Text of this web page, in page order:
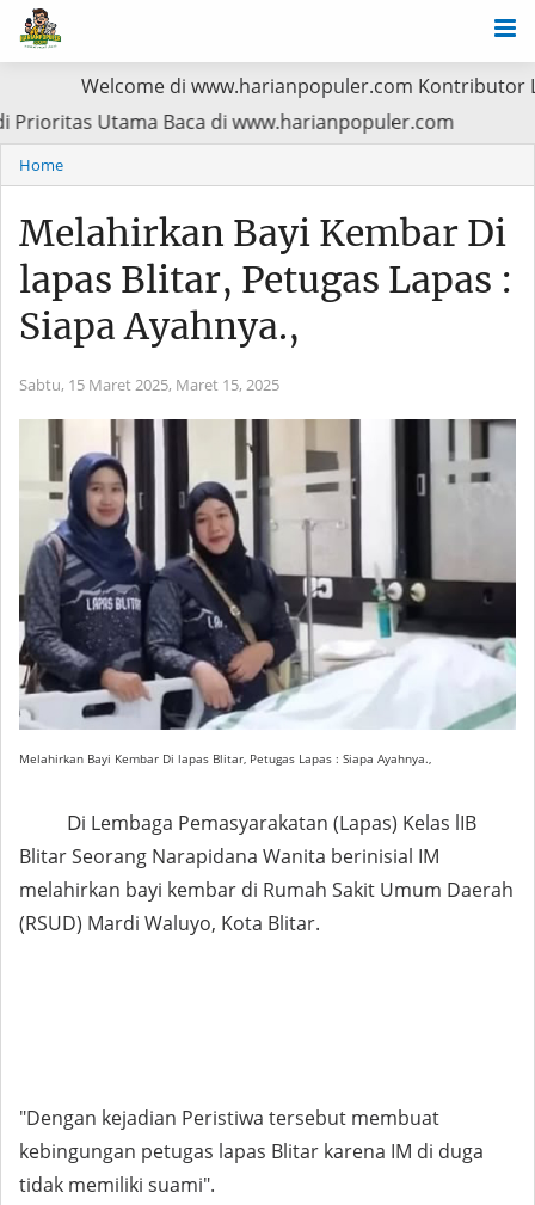
Welcome di www.harianpopuler.com Kontributor Liputan
Jadi Prioritas Utama Baca di www.harianpopuler.com
Home
Melahirkan Bayi Kembar Di
lapas Blitar, Petugas Lapas :
Siapa Ayahnya.,
Sabtu, 15 Maret 2025, Maret 15, 2025
Melahirkan Bayi Kembar Di lapas Blitar, Petugas Lapas : Siapa Ayahnya.,
Di Lembaga Pemasyarakatan (Lapas) Kelas lIB
Blitar Seorang Narapidana Wanita berinisial IM
melahirkan bayi kembar di Rumah Sakit Umum Daerah
(RSUD) Mardi Waluyo, Kota Blitar.
"Dengan kejadian Peristiwa tersebut membuat
kebingungan petugas lapas Blitar karena IM di duga
tidak memiliki suami".